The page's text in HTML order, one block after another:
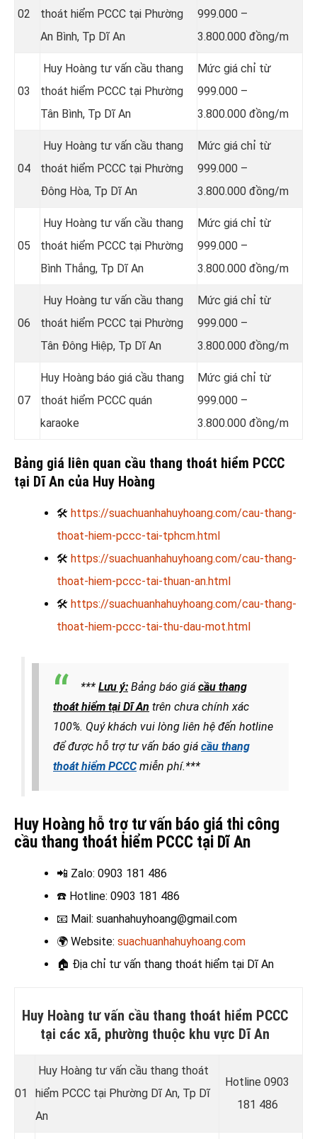
02
thoát hiểm PCCC tại Phường
An Bình, Tp Dĩ An
999.000 –
3.800.000 đồng/m
03
Huy Hoàng tư vấn cầu thang
thoát hiểm PCCC tại Phường
Tân Bình, Tp Dĩ An
Mức giá chỉ từ
999.000 –
3.800.000 đồng/m
04
Huy Hoàng tư vấn cầu thang
thoát hiểm PCCC tại Phường
Đông Hòa, Tp Dĩ An
Mức giá chỉ từ
999.000 –
3.800.000 đồng/m
05
Huy Hoàng tư vấn cầu thang
thoát hiểm PCCC tại Phường
Bình Thắng, Tp Dĩ An
Mức giá chỉ từ
999.000 –
3.800.000 đồng/m
06
Huy Hoàng tư vấn cầu thang
thoát hiểm PCCC tại Phường
Tân Đông Hiệp, Tp Dĩ An
Mức giá chỉ từ
999.000 –
3.800.000 đồng/m
07
Huy Hoàng báo giá cầu thang
thoát hiểm PCCC quán
karaoke
Mức giá chỉ từ
999.000 –
3.800.000 đồng/m
Bảng giá liên quan cầu thang thoát hiểm PCCC
tại Dĩ An của Huy Hoàng
🛠 https://suachuanhahuyhoang.com/cau-thang-
thoat-hiem-pccc-tai-tphcm.html
🛠 https://suachuanhahuyhoang.com/cau-thang-
thoat-hiem-pccc-tai-thuan-an.html
🛠 https://suachuanhahuyhoang.com/cau-thang-
thoat-hiem-pccc-tai-thu-dau-mot.html
*** Lưu ý: Bảng báo giá cầu thang
thoát hiểm tại Dĩ An trên chưa chính xác
100%. Quý khách vui lòng liên hệ đến hotline
để được hỗ trợ tư vấn báo giá cầu thang
thoát hiểm PCCC miễn phí.***
Huy Hoàng hỗ trợ tư vấn báo giá thi công
cầu thang thoát hiểm PCCC tại Dĩ An
📲 Zalo: 0903 181 486
☎️ Hotline: 0903 181 486
📧 Mail: suanhahuyhoang@gmail.com
🌍 Website: suachuanhahuyhoang.com
🏠 Địa chỉ tư vấn thang thoát hiểm tại Dĩ An
Huy Hoàng tư vấn cầu thang thoát hiểm PCCC
tại các xã, phường thuộc khu vực Dĩ An
01
Huy Hoàng tư vấn cầu thang thoát
hiểm PCCC tại Phường Dĩ An, Tp Dĩ
An
Hotline 0903
181 486